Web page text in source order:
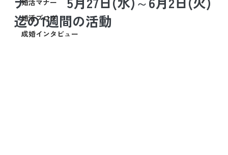
婚活ブログ
成婚インタビュー
迄の1週間の活動